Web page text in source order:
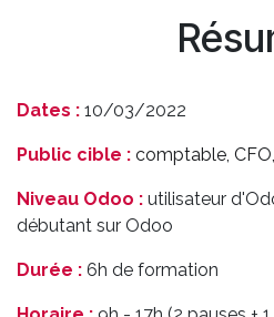
Dates : 10/03/2022
Public cible : comptable,
Niveau Odoo : utilisateur
débutant sur Odoo
Durée : 6h de formation